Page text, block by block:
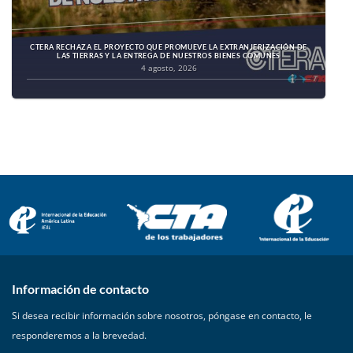
CTERA RECHAZA EL PROYECTO QUE PROMUEVE LA EXTRANJERIZACIÓN DE
LAS TIERRAS Y LA ENTREGA DE NUESTROS BIENES COMUNES
4 agosto, 2026
Información de contacto
Si desea recibir información sobre nosotros, póngase en contacto, le
responderemos a la brevedad.